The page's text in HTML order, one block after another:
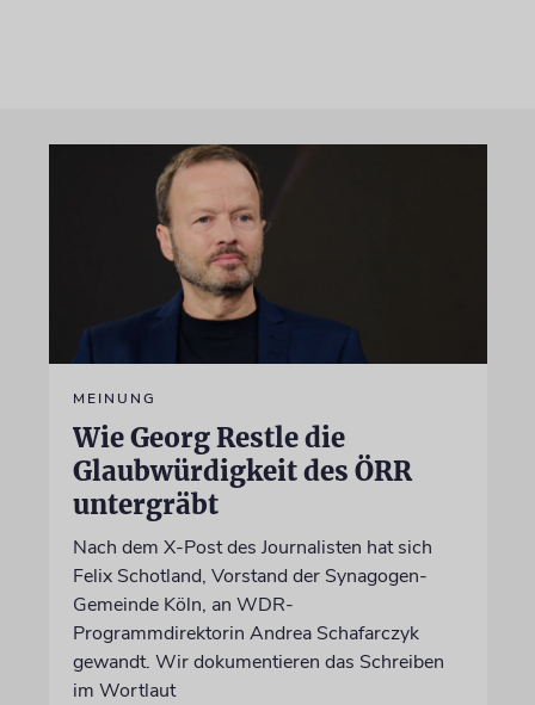
MEINUNG
Wie Georg Restle die
Glaubwürdigkeit des ÖRR
untergräbt
Nach dem X-Post des Journalisten hat sich
Felix Schotland, Vorstand der Synagogen-
Gemeinde Köln, an WDR-
Programmdirektorin Andrea Schafarczyk
gewandt. Wir dokumentieren das Schreiben
im Wortlaut